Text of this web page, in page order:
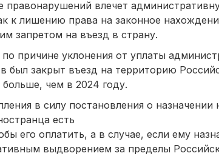
правонарушений влечет
к лишению права на законное
запретом на въезд в страну.
по причине уклонения от уплаты
был закрыт въезд на территорию
чем в 2024 году.
в силу постановления о
есть
его оплатить, а в случае, если ему
выдворением за пределы